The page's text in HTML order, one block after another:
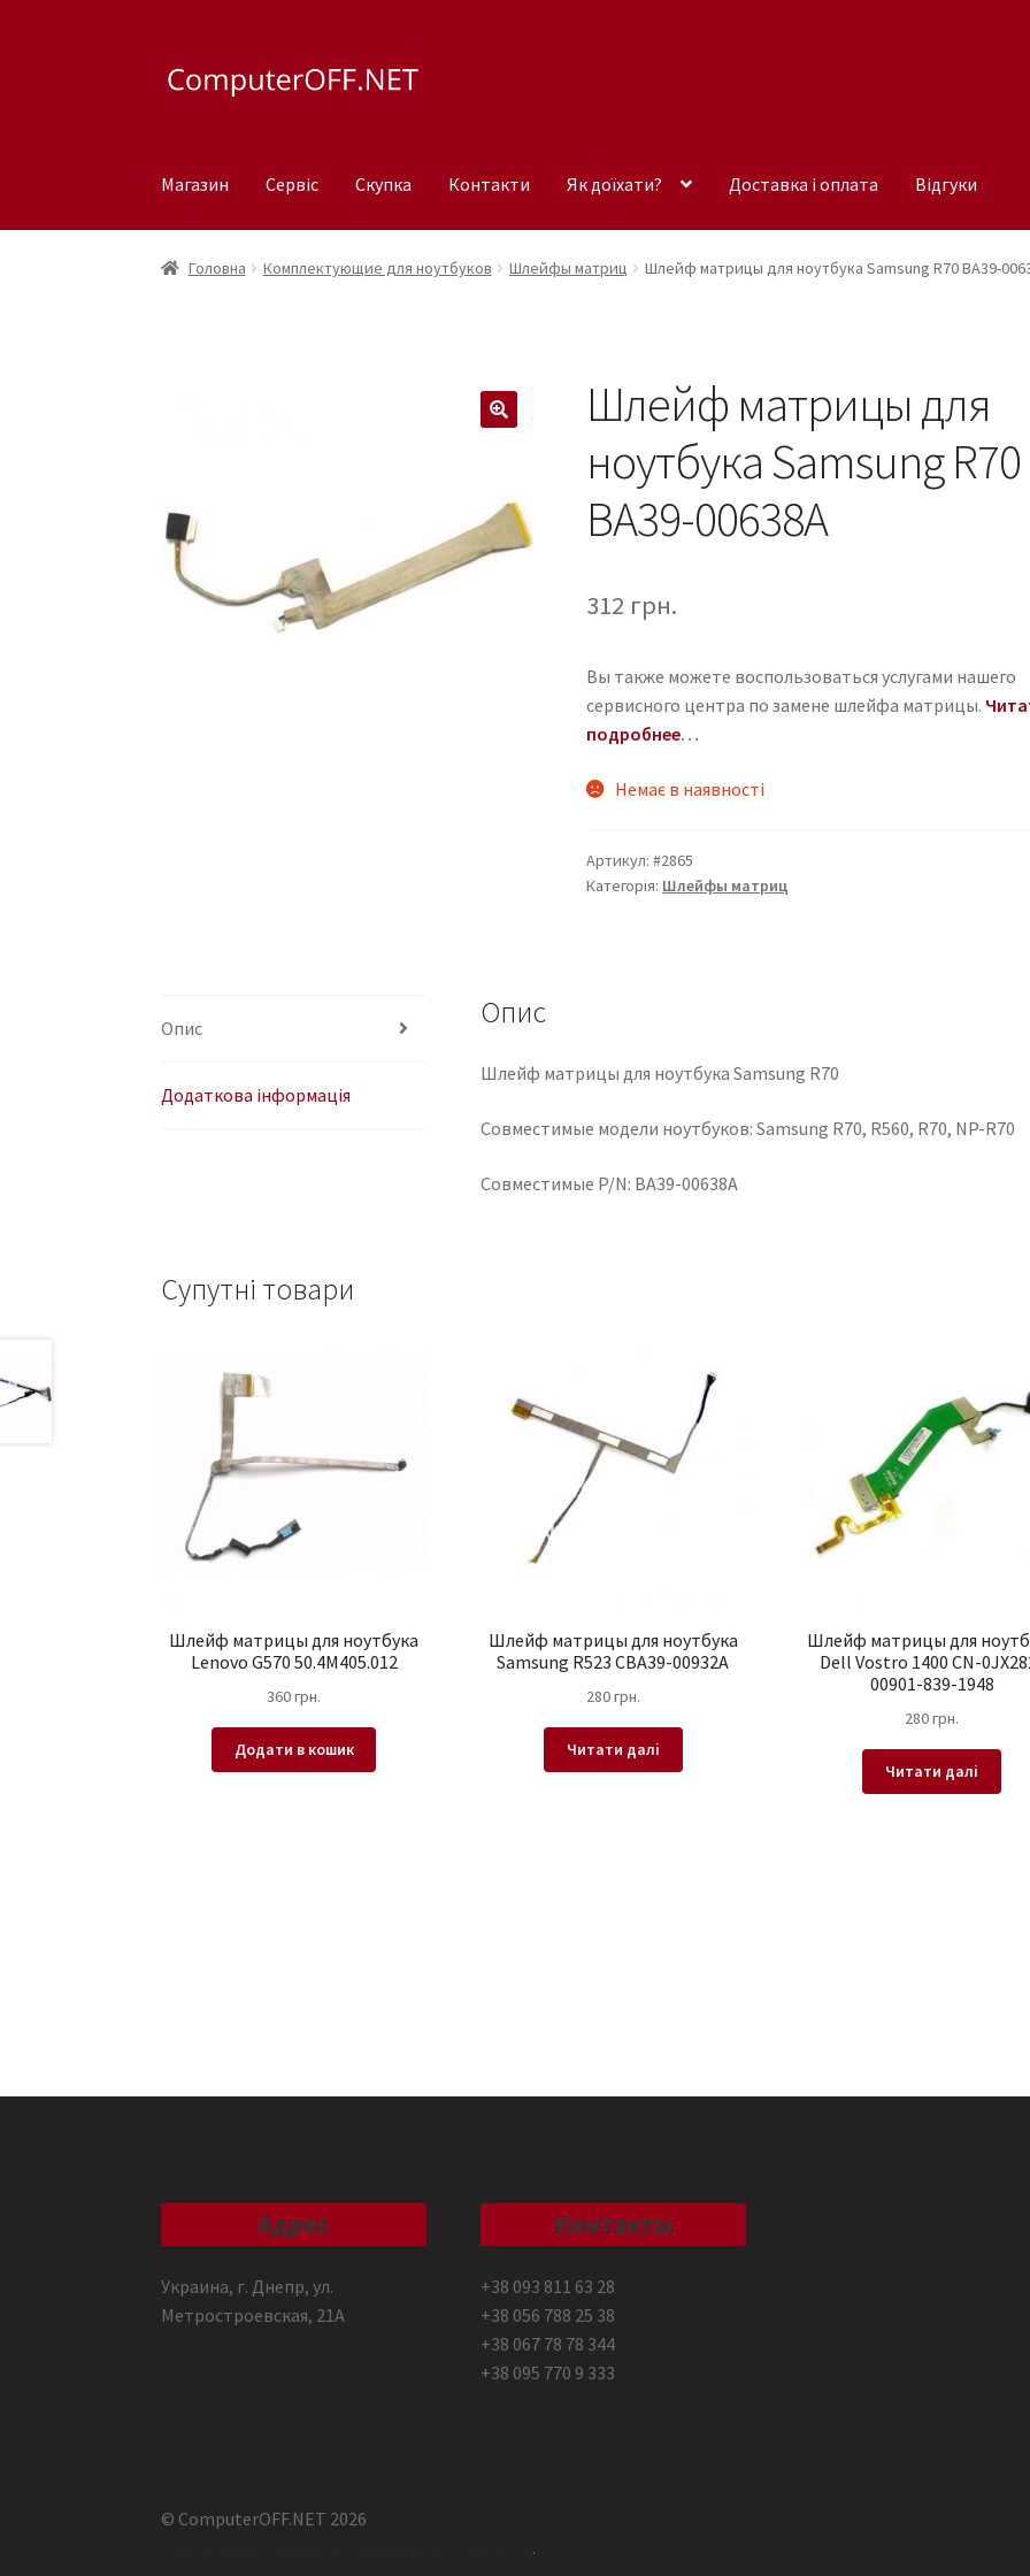
до
до
Магазин Сервіс Скупка Контакти Як доїхати? Доставка і оплата Відгуки
Головна Комплектующие для ноутбуков Шлейфы матриц Шлейф матрицы для ноутбука Samsung R70 BA39-
Шлейф матрицы для
ноутбука Samsung R70
BA39-00638A
312 грн.
Вы также можете воспользоваться услугами нашего
сервисного центра по замене шлейфа матрицы.
подробнее…
Немає в наявності
Артикул:#2865
Категорія: Шлейфы матриц
Опис
Додаткова інформація
Опис
Шлейф матрицы для ноутбука Samsung R70
Совместимые модели ноутбуков: Samsung R70, R560, R70, NP-R70
Совместимые P/N: BA39-00638A
Супутні товари
Шлейф матрицы для ноутбука
Lenovo G570 50.4M405.012
360грн.
Додати в кошик
Шлейф матрицы для ноутбука
Samsung R523 CBA39-00932A
280грн.
Читати далі
Шлейф матрицы для
Dell Vostro 1400 CN-
00901-839-1948
280грн.
Читати далі
Адрес
Украина, г. Днепр, ул.
Метростроевская, 21А
Контакты
+38 093 811 63 28
+38 056 788 25 38
+38 067 78 78 344
+38 095 770 9 333
© ComputerOFF.NET 2026
.